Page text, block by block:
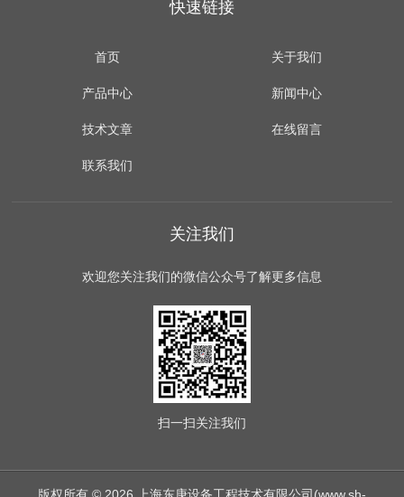
快速链接
首页 关于我们
产品中心 新闻中心
技术文章 在线留言
联系我们
关注我们
欢迎您关注我们的微信公众号了解更多信息
扫一扫关注我们